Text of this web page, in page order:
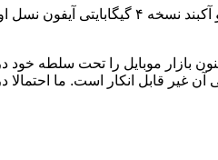
در توضیح مربوط به حراجی آمده
معرفی شد و از آن زمان تاکنون بازار